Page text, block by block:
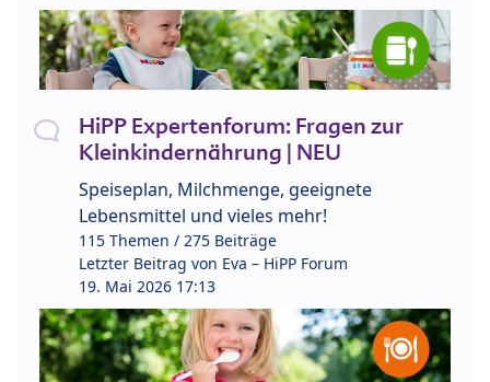
HiPP Expertenforum: Fragen zur
Kleinkindernährung | NEU
Speiseplan, Milchmenge, geeignete
Lebensmittel und vieles mehr!
115 Themen / 275 Beiträge
Letzter Beitrag von Eva – HiPP Forum
19. Mai 2026 17:13